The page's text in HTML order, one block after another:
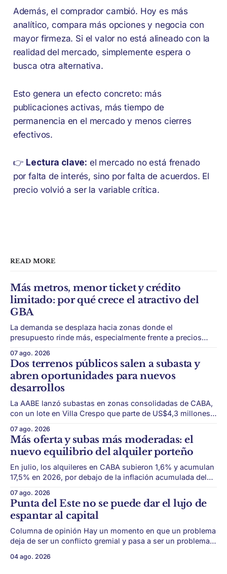
Además, el comprador cambió. Hoy es más
analítico, compara más opciones y negocia con
mayor firmeza. Si el valor no está alineado con la
realidad del mercado, simplemente espera o
busca otra alternativa.
Esto genera un efecto concreto: más
publicaciones activas, más tiempo de
permanencia en el mercado y menos cierres
efectivos.
👉 Lectura clave: el mercado no está frenado
por falta de interés, sino por falta de acuerdos. El
precio volvió a ser la variable crítica.
READ MORE
Más metros, menor ticket y crédito
limitado: por qué crece el atractivo del
GBA
La demanda se desplaza hacia zonas donde el
presupuesto rinde más, especialmente frente a precios
Conurbano vuelve a ganar protagonismo en el mapa
inmobiliario. La lógica es simple: con el crédito hipotecario
más limitado y los precios de CABA todavía
07 ago. 2026
Dos terrenos públicos salen a subasta y
abren oportunidades para nuevos
desarrollos
La AABE lanzó subastas en zonas consolidadas de CABA,
con un lote en Villa Crespo que parte de US$4,3 millones y
disponibilidad de tierra en barrios consolidados de CABA
vuelve a estar en el centro del mercado. La
07 ago. 2026
Más oferta y subas más moderadas: el
nuevo equilibrio del alquiler porteño
En julio, los alquileres en CABA subieron 1,6% y acumulan
17,5% en 2026, por debajo de la inflación acumulada del
mostrar una dinámica distinta. Después del fuerte
reacomodamiento que siguió a la derogación de la Ley de
Alquileres, la mayor
07 ago. 2026
Punta del Este no se puede dar el lujo de
espantar al capital
Columna de opinión Hay un momento en que un problema
deja de ser un conflicto gremial y pasa a ser un problema
sin rodeos: lo que está en juego en Punta del Este no es
04 ago. 2026